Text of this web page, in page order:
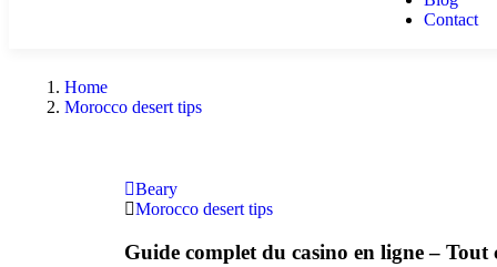
Contact
Home
Morocco desert tips
Beary
Morocco desert tips
Guide complet du casino en ligne – Tout